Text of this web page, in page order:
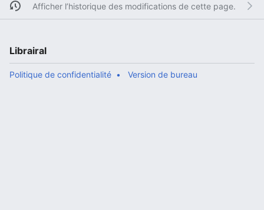
Afficher l’historique des modifications de cette page.
Librairal
Politique de confidentialité Version de bureau